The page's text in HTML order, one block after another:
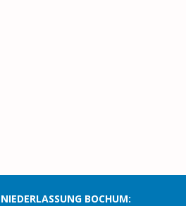
NIEDERLASSUNG BOCHUM: